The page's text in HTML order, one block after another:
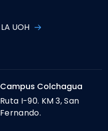
UOH
Campus Colchagua
Ruta I-90. KM 3, San
Fernando.